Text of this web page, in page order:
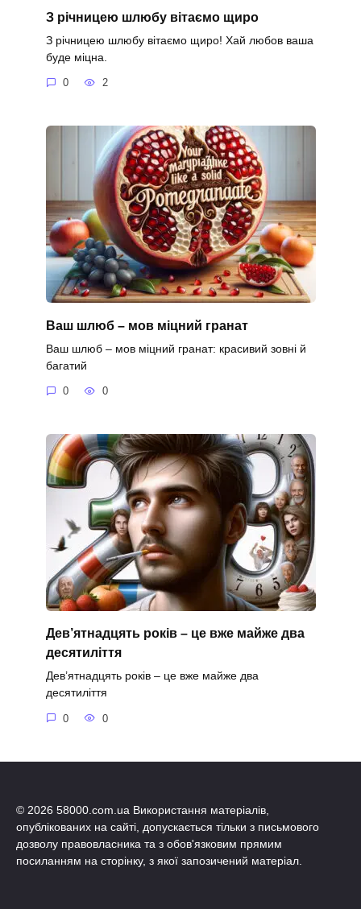
З річницею шлюбу вітаємо щиро
З річницею шлюбу вітаємо щиро! Хай любов ваша
буде міцна.
0 2
Ваш шлюб – мов міцний гранат
Ваш шлюб – мов міцний гранат: красивий зовні й
багатий
0 0
Дев’ятнадцять років – це вже майже два
десятиліття
Дев’ятнадцять років – це вже майже два
десятиліття
0 0
© 2026 58000.com.ua Використання матеріалів,
опублікованих на сайті, допускається тільки з письмового
дозволу правовласника та з обов'язковим прямим
посиланням на сторінку, з якої запозичений матеріал.